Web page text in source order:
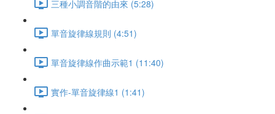
三種小調音階的由來 (5:28)
單音旋律線規則 (4:51)
單音旋律線作曲示範1 (11:40)
實作-單音旋律線1 (1:41)